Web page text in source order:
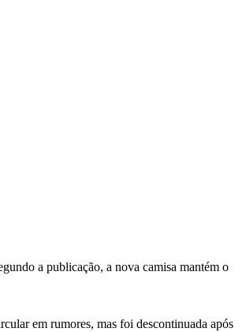
a publicação, a nova camisa mantém o
em rumores, mas foi descontinuada após